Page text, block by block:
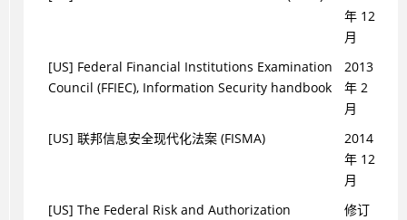
年 12
月
[US] Federal Financial Institutions Examination
Council (FFIEC), Information Security handbook
2013
年 2
月
[US] 联邦信息安全现代化法案 (FISMA)
2014
年 12
月
[US] The Federal Risk and Authorization
修订